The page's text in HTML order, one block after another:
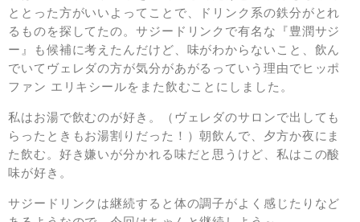
ととった方がいいよってことで、ドリンク系の鉄分がとれ
るものを探してたの。サジードリンクで有名な『豊潤サジ
ー』も候補に考えたんだけど、味がわからないこと、飲ん
でいてヴェレダの方が気分があがるっていう理由でヒッポ
ファン エリキシールをまた飲むことにしました。
私はお湯で飲むのが好き。（ヴェレダのサロンで出しても
らったときもお湯割りだった！）朝飲んで、夕方か夜にま
た飲む。好き嫌いが分かれる味だと思うけど、私はこの酸
味が好き。
サジードリンクは継続すると体の調子がよく感じたりなど